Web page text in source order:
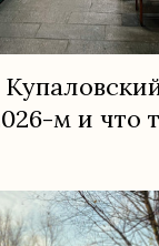
м и что